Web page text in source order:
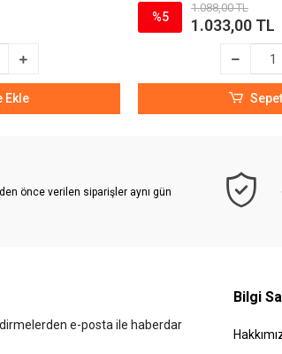
Ekle
%5
1.088,00 TL
1.033,00 TL
önce verilen siparişler aynı gün
e-posta ile haberdar
Bilgi